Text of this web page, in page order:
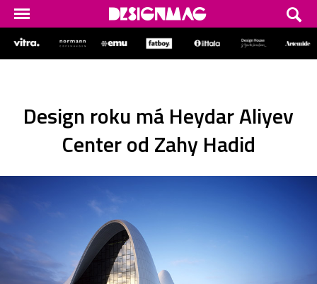
Design roku má Heydar Aliyev
Center od Zahy Hadid